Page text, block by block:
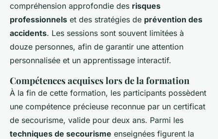
compréhension approfondie des risques
professionnels et des stratégies de prévention des
accidents. Les sessions sont souvent limitées à
douze personnes, afin de garantir une attention
personnalisée et un apprentissage interactif.
Compétences acquises lors de la formation
À la fin de cette formation, les participants possèdent
une compétence précieuse reconnue par un certificat
de secourisme, valide pour deux ans. Parmi les
techniques de secourisme enseignées figurent la